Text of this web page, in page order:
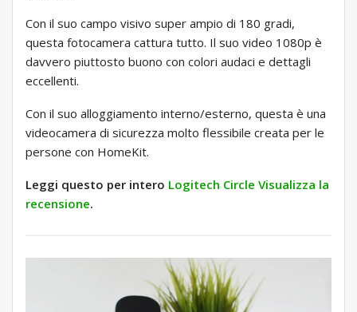
Con il suo campo visivo super ampio di 180 gradi,
questa fotocamera cattura tutto. Il suo video 1080p è
davvero piuttosto buono con colori audaci e dettagli
eccellenti.
Con il suo alloggiamento interno/esterno, questa è una
videocamera di sicurezza molto flessibile creata per le
persone con HomeKit.
Leggi questo per intero Logitech Circle Visualizza la
recensione.